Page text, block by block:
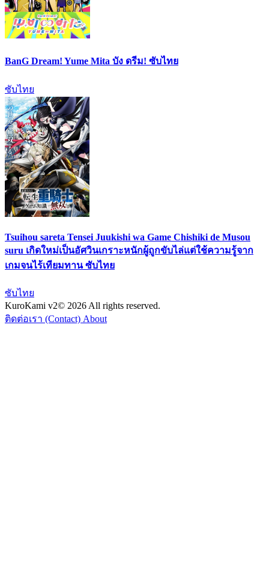
BanG Dream! Yume Mita บัง ดรีม! ซับไทย
ซับไทย
Tsuihou sareta Tensei Juukishi wa Game Chishiki de Musou
suru เกิดใหม่เป็นอัศวินเกราะหนักผู้ถูกขับไล่แต่ใช้ความรู้จาก
เกมจนไร้เทียมทาน ซับไทย
ซับไทย
KuroKami v2© 2026 All rights reserved.
ติดต่อเรา (Contact) About